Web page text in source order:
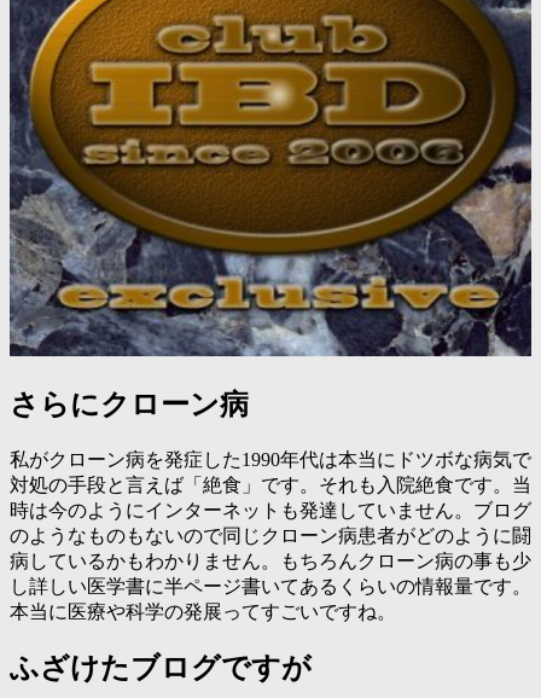
さらにクローン病
私がクローン病を発症した1990年代は本当にドツボな病気で
対処の手段と言えば「絶食」です。それも入院絶食です。当
時は今のようにインターネットも発達していません。ブログ
のようなものもないので同じクローン病患者がどのように闘
病しているかもわかりません。もちろんクローン病の事も少
し詳しい医学書に半ページ書いてあるくらいの情報量です。
本当に医療や科学の発展ってすごいですね。
ふざけたブログですが